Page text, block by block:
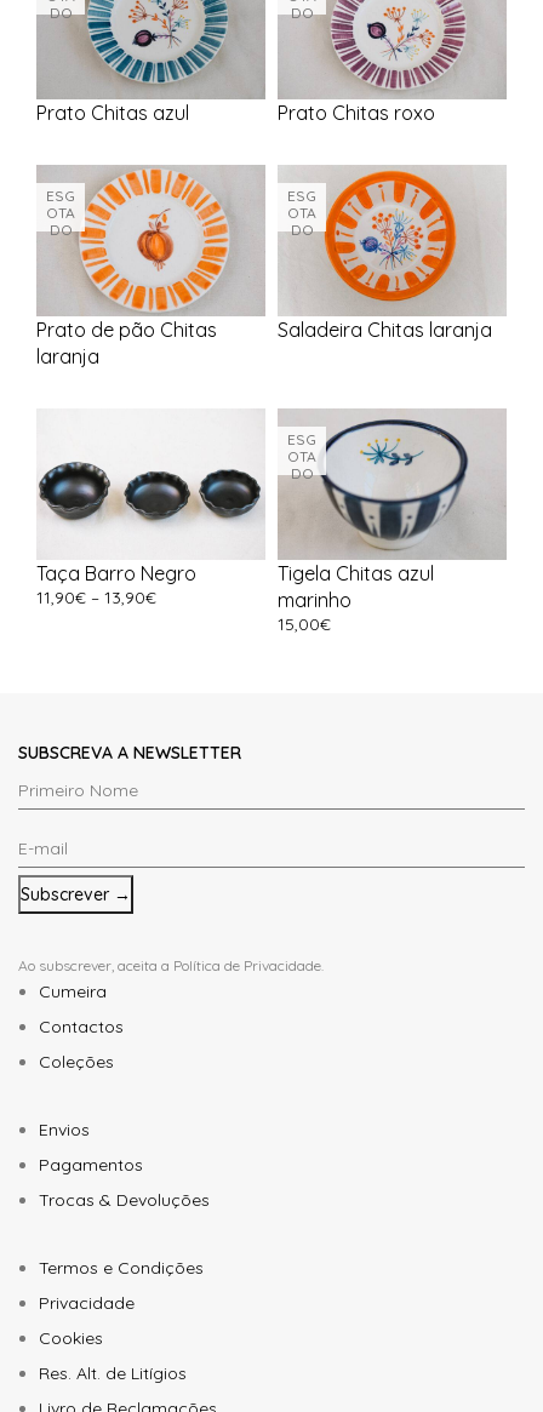
DO
Prato Chitas azul
DO
Prato Chitas roxo
ESG
OTA
DO
Prato de pão Chitas
laranja
ESG
OTA
DO
Saladeira Chitas laranja
Taça Barro Negro
11,90€ – 13,90€
ESG
OTA
DO
Tigela Chitas azul
marinho
15,00€
SUBSCREVA A NEWSLETTER
Primeiro
Nome
*
E-
mail
*
Ao subscrever, aceita a Política de Privacidade
Cumeira
Contactos
Coleções
Envios
Pagamentos
Trocas & Devoluções
Termos e Condições
Privacidade
Cookies
Res. Alt. de Litígios